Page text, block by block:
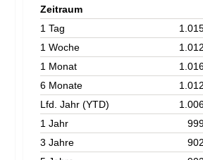
Zeitraum
1 Tag
1 Woche
1 Monat
6 Monate
Lfd. Jahr (YTD)
1 Jahr
3 Jahre